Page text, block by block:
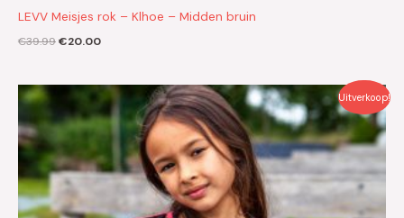
LEVV Meisjes rok – Klhoe – Midden bruin
€39.99€20.00
Uitverkoop!
Oorspronkelijke
was:
€39.95.
Huidige
prijs
is:
€20.00.